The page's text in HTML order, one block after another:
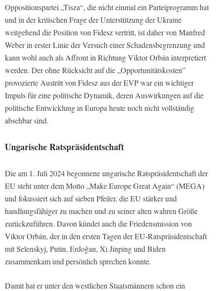
Oppositionspartei „Tisza“, die nicht einmal ein Parteiprogramm hat
und in der kritischen Frage der Unterstützung der Ukraine
weitgehend die Position von Fidesz vertritt, ist daher von Manfred
Weber in erster Linie der Versuch einer Schadensbegrenzung und
kann wohl auch als Affront in Richtung Viktor Orbán interpretiert
werden. Der ohne Rücksicht auf die „Opportunitätskosten”
provozierte Austritt von Fidesz aus der EVP war ein wichtiger
Impuls für eine politische Dynamik, deren Auswirkungen auf die
politische Entwicklung in Europa heute noch nicht vollständig
absehbar sind.
Ungarische Ratspräsidentschaft
Die am 1. Juli 2024 begonnene ungarische Ratspräsidentschaft der
EU steht unter dem Motto „Make Europe Great Again“ (MEGA)
und fokussiert sich auf sieben Pfeiler, die EU stärker und
handlungsfähiger zu machen und zu seiner alten wahren Größe
zurückzuführen. Davon kündet auch die Friedensmission von
Viktor Orbán, der in den ersten Tagen der EU-Ratspräsidentschaft
mit Selenskyj, Putin, Erdoğan, Xi Jinping und Biden
zusammenkam und persönlich sprechen konnte.
Damit hat er unter den westlichen Staatsmännern schon ein